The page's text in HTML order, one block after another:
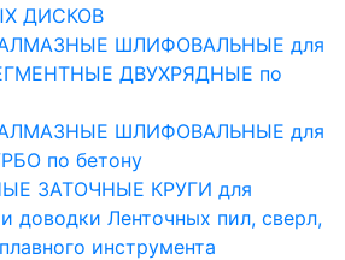
ДИСКОВ
ШЛИФОВАЛЬНЫЕ для
ДВУХРЯДНЫЕ по
ШЛИФОВАЛЬНЫЕ для
по бетону
ЗАТОЧНЫЕ КРУГИ для
доводки Ленточных пил, сверл,
инструмента